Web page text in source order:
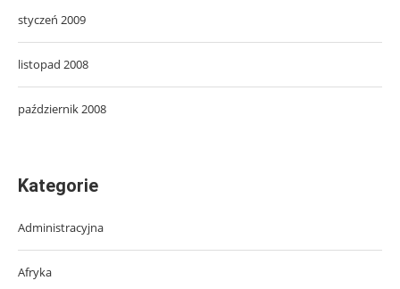
styczeń 2009
listopad 2008
październik 2008
Kategorie
Administracyjna
Afryka